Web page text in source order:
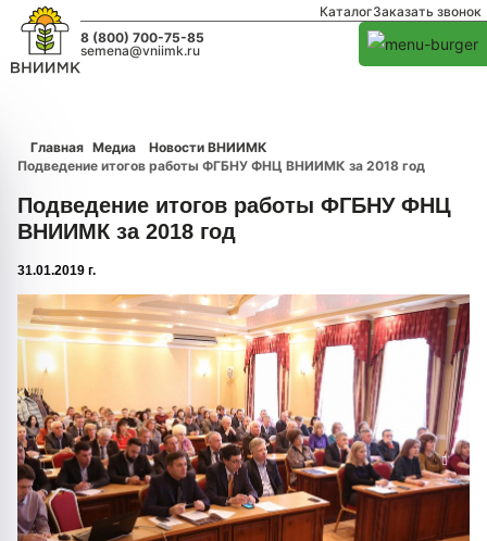
КаталогЗаказать звонок
8 (800) 700-75-85
semena@vniimk.ru
Главная Медиа
Новости ВНИИМК
Подведение итогов работы ФГБНУ ФНЦ ВНИИМК за 2018 год
Подведение итогов работы ФГБНУ ФНЦ
ВНИИМК за 2018 год
31.01.2019 г.
1/0